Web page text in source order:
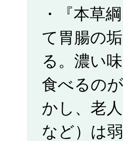
・『本草
て胃腸の
る。濃い
食べるの
かし、老
など）は